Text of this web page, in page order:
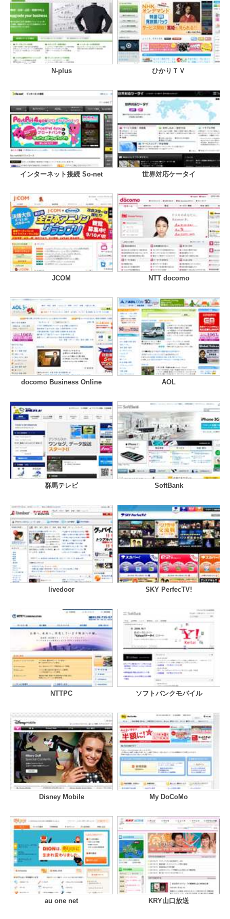
N-plus ひかりＴＶ
インターネット接続 So-net 世界対応ケータイ
JCOM NTT docomo
docomo Business Online AOL
群馬テレビ SoftBank
livedoor SKY PerfecTV!
NTTPC ソフトバンクモバイル
Disney Mobile My DoCoMo
au one net KRY山口放送